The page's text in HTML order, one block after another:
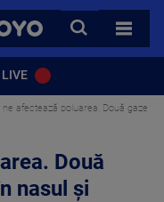
VOYO
CAUTA
TOATE
LIVE
ne afectează poluarea. Două gaze
Două
nasul și